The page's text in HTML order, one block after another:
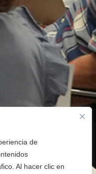
de
Al hacer clic en